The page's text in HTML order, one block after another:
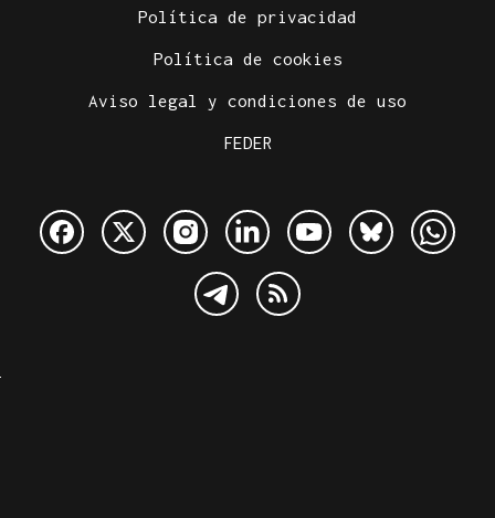
Política de privacidad
Política de cookies
Aviso legal y condiciones de uso
FEDER